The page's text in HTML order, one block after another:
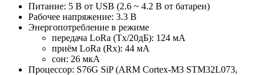
Питание: 5 В от USB (2.6 ~ 4.2 В от батареи)
Рабочее напряжение: 3.3 В
Энергопотребление в режиме
передача LoRa (Tx/20дБ): 124 мА
приём LoRa (Rx): 44 мА
сон: 26 мкА
Процессор: S76G SiP (ARM Cortex-M3 STM32L073,